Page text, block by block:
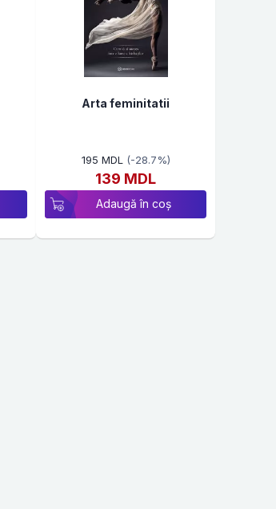
Arta feminitatii
195 MDL (-28.7%)
139 MDL
Adaugă în coș